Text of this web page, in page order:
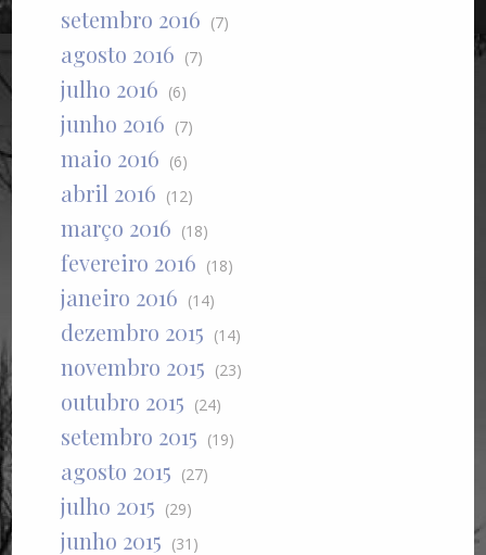
setembro 2016 (7)
agosto 2016 (7)
julho 2016 (6)
junho 2016 (7)
maio 2016 (6)
abril 2016 (12)
março 2016 (18)
fevereiro 2016 (18)
janeiro 2016 (14)
dezembro 2015 (14)
novembro 2015 (23)
outubro 2015 (24)
setembro 2015 (19)
agosto 2015 (27)
julho 2015 (29)
junho 2015 (31)